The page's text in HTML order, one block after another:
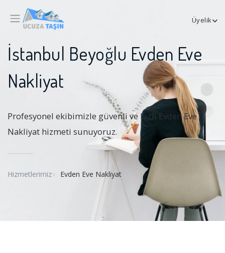
Üyelik
İstanbul Beyoğlu Evden Eve
Nakliyat
Profesyonel ekibimizle güvenli ve hızlı Evden Eve
Nakliyat hizmeti sunuyoruz.
Hizmetlerimiz Evden Eve Nakliyat